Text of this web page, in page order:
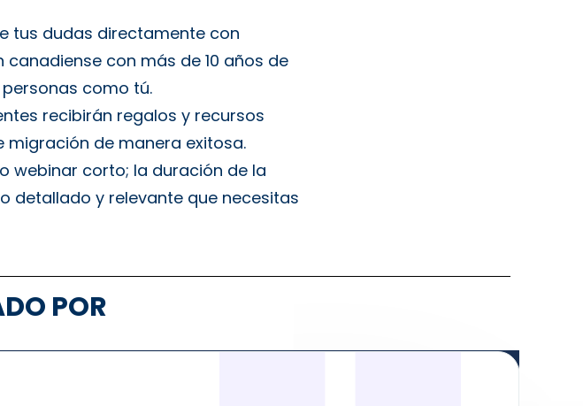
tus dudas directamente con
con más de 10 años de
como tú.
recibirán regalos y recursos
de manera exitosa.
webinar corto; la duración de la
detallado y relevante que necesitas
POR